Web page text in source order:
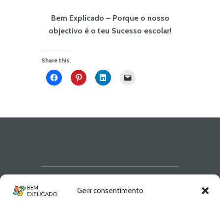
Gerir consentimento
Bem Explicado – Porque o nosso
objectivo é o teu Sucesso escolar!
Share this:
Newsletter Bem